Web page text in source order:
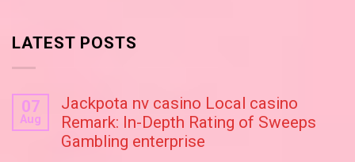
LATEST POSTS
07
Aug
Jackpota nv casino Local casino
Remark: In-Depth Rating of Sweeps
Gambling enterprise